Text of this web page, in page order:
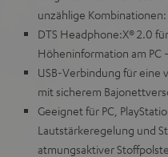
unzählige
DTS Headphone:X® 2.0
Höheninformation am PC
USB-Verbindung für eine
mit sicherem
Geeignet für PC,
Lautstärkeregelung und
atmungsaktiver